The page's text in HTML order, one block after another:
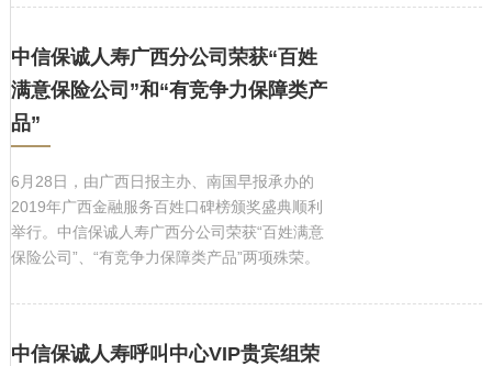
中信保诚人寿广西分公司荣获“百姓
满意保险公司”和“有竞争力保障类产
品”
6月28日，由广西日报主办、南国早报承办的
2019年广西金融服务百姓口碑榜颁奖盛典顺利
举行。中信保诚人寿广西分公司荣获“百姓满意
保险公司”、“有竞争力保障类产品”两项殊荣。
中信保诚人寿呼叫中心VIP贵宾组荣